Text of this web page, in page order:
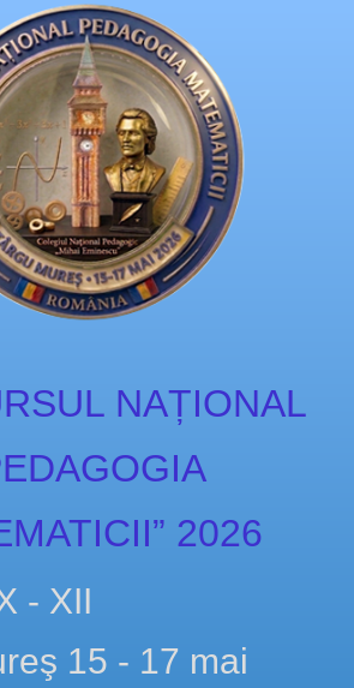
NAȚIONAL
2026
- XII
15 - 17 mai